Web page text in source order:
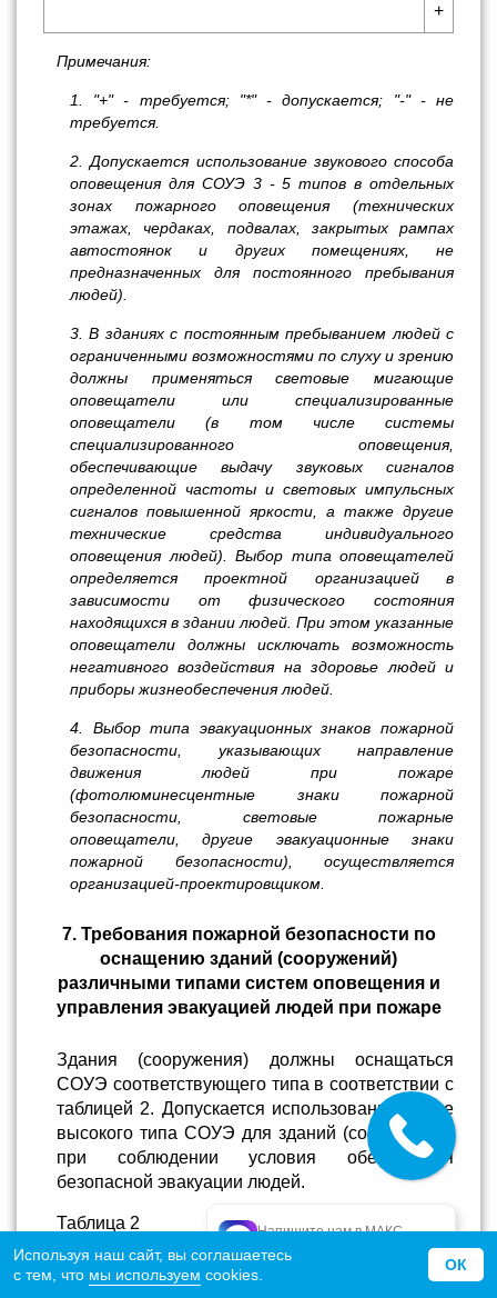
+
Примечания:
1. "+" - требуется; "*" - допускается; "-" - не
требуется.
2. Допускается использование звукового способа
оповещения для СОУЭ 3 - 5 типов в отдельных
зонах пожарного оповещения (технических
этажах, чердаках, подвалах, закрытых рампах
автостоянок и других помещениях, не
предназначенных для постоянного пребывания
людей).
3. В зданиях с постоянным пребыванием людей с
ограниченными возможностями по слуху и зрению
должны применяться световые мигающие
оповещатели или специализированные
оповещатели (в том числе системы
специализированного оповещения,
обеспечивающие выдачу звуковых сигналов
определенной частоты и световых импульсных
сигналов повышенной яркости, а также другие
технические средства индивидуального
оповещения людей). Выбор типа оповещателей
определяется проектной организацией в
зависимости от физического состояния
находящихся в здании людей. При этом указанные
оповещатели должны исключать возможность
негативного воздействия на здоровье людей и
приборы жизнеобеспечения людей.
4. Выбор типа эвакуационных знаков пожарной
безопасности, указывающих направление
движения людей при пожаре
(фотолюминесцентные знаки пожарной
безопасности, световые пожарные
оповещатели, другие эвакуационные знаки
пожарной безопасности), осуществляется
организацией-проектировщиком.
7. Требования пожарной безопасности по
оснащению зданий (сооружений)
различными типами систем оповещения и
управления эвакуацией людей при пожаре
Здания (сооружения) должны оснащаться
СОУЭ соответствующего типа в соответствии с
таблицей 2. Допускается использование более
высокого типа СОУЭ для зданий (сооружений)
при соблюдении условия обеспечения
безопасной эвакуации людей.
Таблица 2
Здания (наименование нормативного
Напишите нам в МАКС
официальный МАКС
Используя наш сайт, вы соглашаетесь
с тем, что мы используем cookies.
ОК